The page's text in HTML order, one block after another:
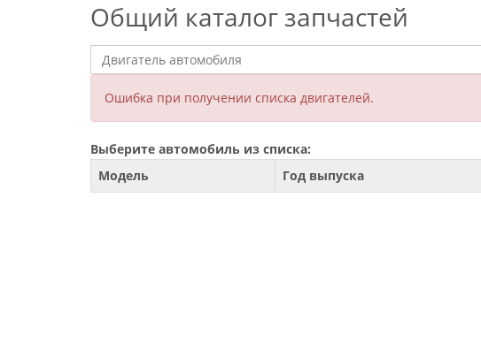
Общий каталог запчастей
Ошибка при получении списка двигателей.
Выберите автомобиль из списка:
Модель
Год выпуска